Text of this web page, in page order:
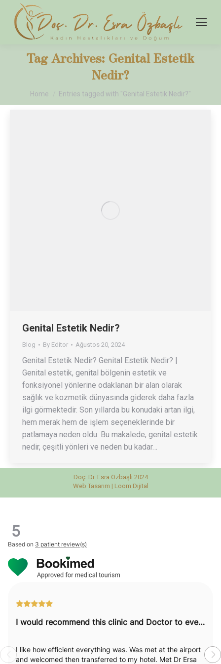
Tag Archives: Genital Estetik
Nedir?
You are here:
Home Entries tagged with "Genital Estetik Nedir?"
Genital Estetik Nedir?
Blog By Editor Ağustos 20, 2024
Genital Estetik Nedir? Genital Estetik Nedir? |
Genital estetik, genital bölgenin estetik ve
fonksiyonel yönlerine odaklanan bir alan olarak
sağlık ve kozmetik dünyasında giderek daha fazla
ilgi görmektedir. Son yıllarda bu konudaki artan ilgi,
hem merak hem de işlem seçeneklerinde bir
patlamaya neden oldu. Bu makalede, genital estetik
nedir, çeşitli yönleri ve neden bu kadar…
Doç. Dr. Esra Özbaşlı 2024
Web Tasarım | Loom Dijital
5
Based on 3 patient review(s)
I would recommend this clinic and Doctor to everyone.
I like how efficient everything was. Was met at the airport
and welcomed then transferred to my hotel. Met Dr Ersa